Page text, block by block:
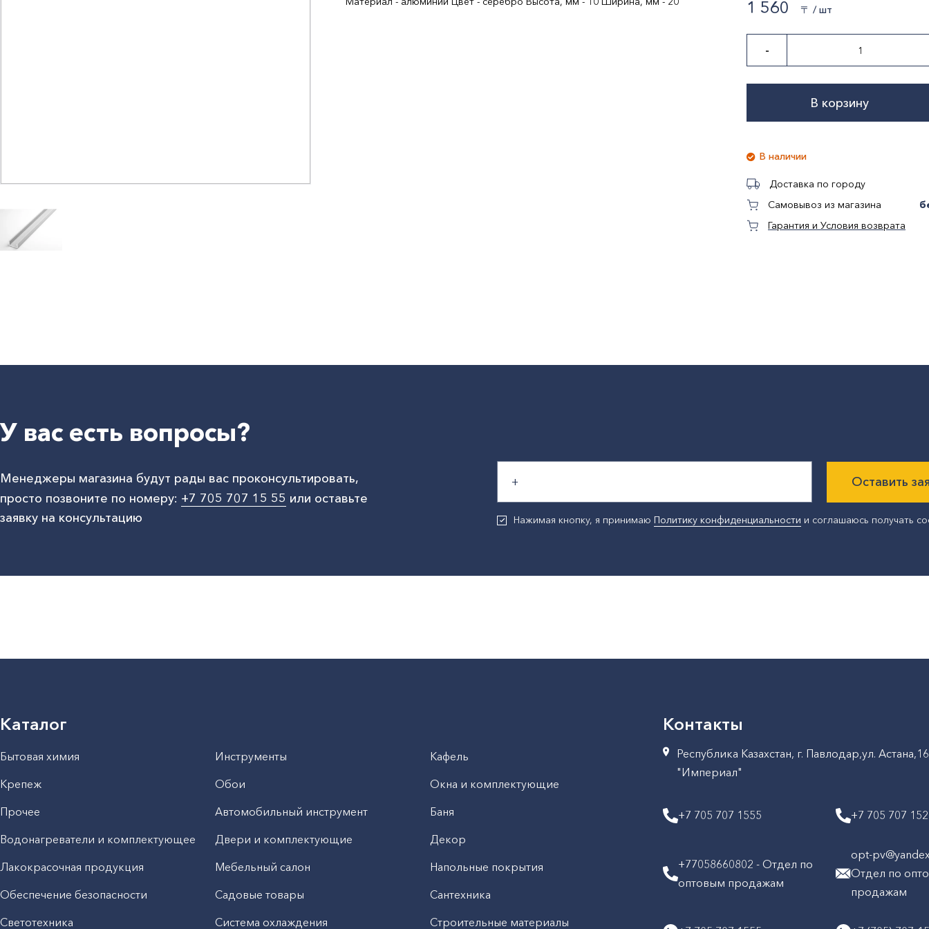
1 560 〒 / шт
-
В корзину
В наличии
Доставка по городу
Самовывоз из магазина
Гарантия и Условия возврата
У вас есть вопросы?
Менеджеры магазина будут рады вас проконсультировать,
просто позвоните по номеру: +7 705 707 15 55 или оставьте
заявку на консультацию
Оставить
Нажимая кнопку, я принимаюПолитику конфиденциальности и соглашаюсь получать
Каталог
Бытовая химия Инструменты
Кафель
Крепеж
Обои
Окна и комплектующие
Прочее
Автомобильный инструмент
Баня
Водонагреватели и комплектующее
Двери и комплектующие
Декор
Лакокрасочная продукция
Мебельный салон
Напольные покрытия
Обеспечение безопасности
Садовые товары
Сантехника
Светотехника
Система охлаждения Строительные материалы
Контакты
Республика Казахстан, г. Павлодар,ул.
"Империал"
+7 705 707 1555 +7 705 707
+77058660802 - Отдел по
оптовым продажам
opt-
Отдел по
продажам